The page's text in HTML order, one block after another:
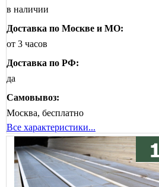
в наличии
Доставка по Москве и МО:
от 3 часов
Доставка по РФ:
да
Самовывоз:
Москва, бесплатно
Все характеристики...